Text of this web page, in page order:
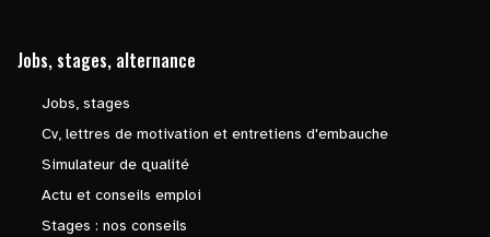
Jobs, stages, alternance
Jobs, stages
Cv, lettres de motivation et entretiens d'embauche
Simulateur de qualité
Actu et conseils emploi
Stages : nos conseils